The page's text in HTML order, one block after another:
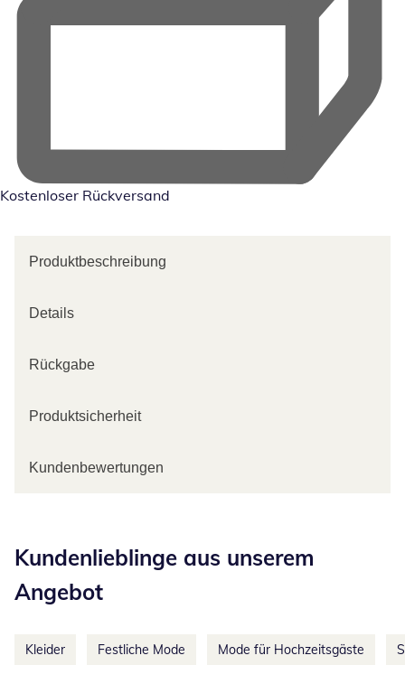
Kostenloser Rückversand
Produktbeschreibung
Details
Rückgabe
Produktsicherheit
Kundenbewertungen
Kundenlieblinge aus unserem
Angebot
Kleider Festliche Mode Mode für Hochzeitsgäste